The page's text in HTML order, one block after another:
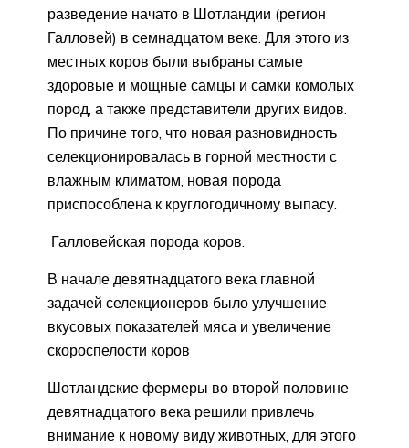
разведение начато в Шотландии (регион
Галловей) в семнадцатом веке. Для этого из
местных коров были выбраны самые
здоровые и мощные самцы и самки комолых
пород, а также представители других видов.
По причине того, что новая разновидность
селекционировалась в горной местности с
влажным климатом, новая порода
приспособлена к круглогодичному выпасу.
Галловейская порода коров.
В начале девятнадцатого века главной
задачей селекционеров было улучшение
вкусовых показателей мяса и увеличение
скороспелости коров
Шотландские фермеры во второй половине
девятнадцатого века решили привлечь
внимание к новому виду животных, для этого